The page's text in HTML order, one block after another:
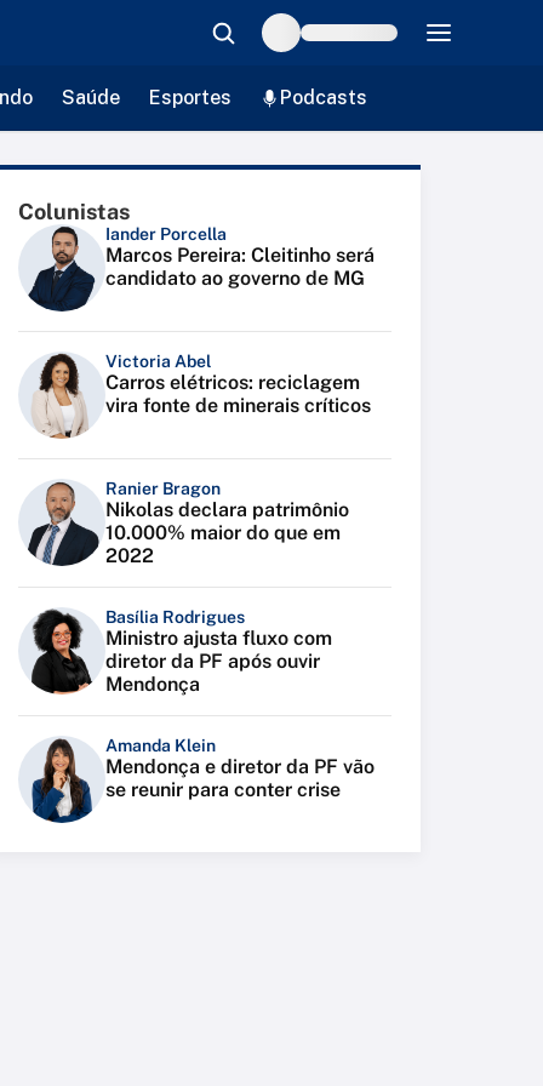
Saúde Esportes Podcasts
Colunistas
Iander Porcella
Marcos Pereira: Cleitinho será
candidato ao governo de MG
Victoria Abel
Carros elétricos: reciclagem
vira fonte de minerais críticos
Ranier Bragon
Nikolas declara patrimônio
10.000% maior do que em
2022
Basília Rodrigues
Ministro ajusta fluxo com
diretor da PF após ouvir
Mendonça
Amanda Klein
Mendonça e diretor da PF vão
se reunir para conter crise